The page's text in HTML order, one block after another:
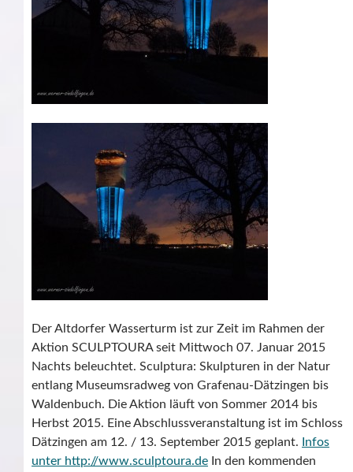
Der Altdorfer Wasserturm ist zur Zeit im Rahmen der
Aktion SCULPTOURA seit Mittwoch 07. Januar 2015
Nachts beleuchtet. Sculptura: Skulpturen in der Natur
entlang Museumsradweg von Grafenau-Dätzingen bis
Waldenbuch. Die Aktion läuft von Sommer 2014 bis
Herbst 2015. Eine Abschlussveranstaltung ist im Schloss
Dätzingen am 12. / 13. September 2015 geplant.
Infos
unter http://www.sculptoura.de In den kommenden